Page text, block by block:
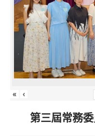
« ‹
第三屆常務